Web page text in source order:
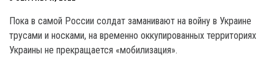
Пока в самой России солдат заманивают на войну в Украине
трусами и носками, на временно оккупированных территориях
Украины не прекращается «мобилизация».